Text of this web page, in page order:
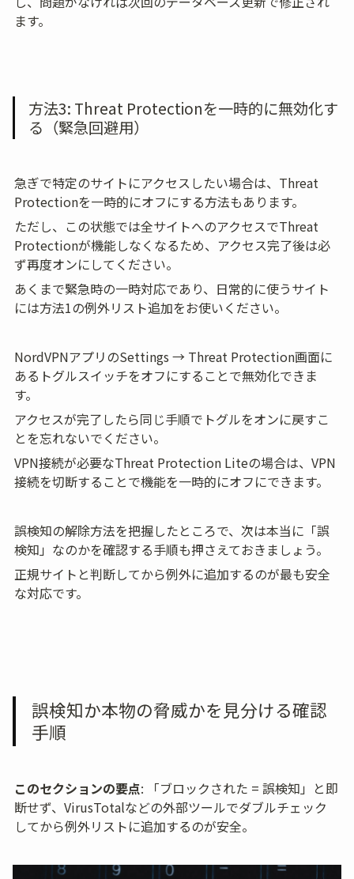
ます。
方法3: Threat Protectionを一時的に無効化す
る（緊急回避用）
急ぎで特定のサイトにアクセスしたい場合は、Threat
Protectionを一時的にオフにする方法もあります。
ただし、この状態では全サイトへのアクセスでThreat
Protectionが機能しなくなるため、アクセス完了後は必
ず再度オンにしてください。
あくまで緊急時の一時対応であり、日常的に使うサイト
には方法1の例外リスト追加をお使いください。
NordVPNアプリのSettings → Threat Protection画面に
あるトグルスイッチをオフにすることで無効化できま
す。
アクセスが完了したら同じ手順でトグルをオンに戻すこ
とを忘れないでください。
VPN接続が必要なThreat Protection Liteの場合は、VPN
接続を切断することで機能を一時的にオフにできます。
誤検知の解除方法を把握したところで、次は本当に「誤
検知」なのかを確認する手順も押さえておきましょう。
正規サイトと判断してから例外に追加するのが最も安全
な対応です。
誤検知か本物の脅威かを見分ける確認
手順
このセクションの要点: 「ブロックされた = 誤検知」と即
断せず、VirusTotalなどの外部ツールでダブルチェック
してから例外リストに追加するのが安全。